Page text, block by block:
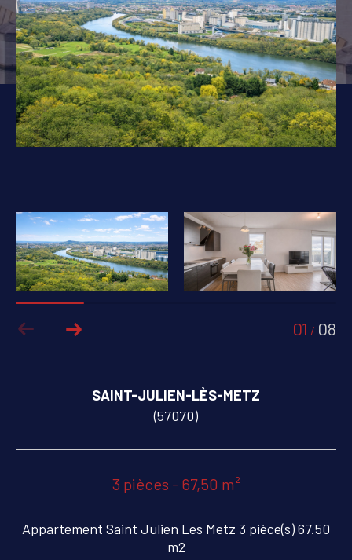
01 / 08
SAINT-JULIEN-LÈS-METZ
(57070)
3 pièces - 67,50 m²
Appartement Saint Julien Les Metz 3 pièce(s) 67.50
m2
PIÈCES
1 2 3 4 5+
Localisation
AFFINER LES CRITÈRES
PARKING TERRASSE PISCINE
COUPS DE COEUR EXCLUSIVITÉS
NOUVEAUTÉS